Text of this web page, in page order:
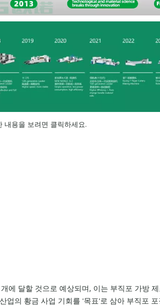
내용을 보려면 클릭하세요.
에 달할 것으로 예상되며, 이는 부직포 가방
업의 황금 사업 기회를 '목표'로 삼아 부직포